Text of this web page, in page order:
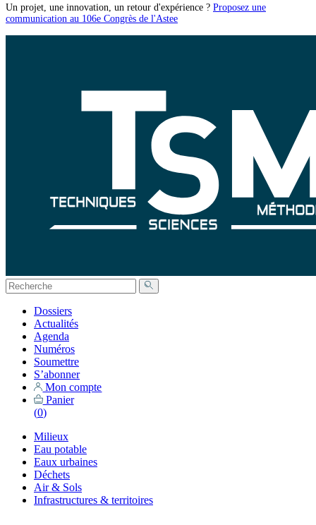
Un projet, une innovation, un retour d'expérience ? Proposez une
communication au 106e Congrès de l'Astee
Dossiers
Actualités
Agenda
Numéros
Soumettre
S’abonner
Mon compte
Panier
(0)
Milieux
Eau potable
Eaux urbaines
Déchets
Air & Sols
Infrastructures & territoires